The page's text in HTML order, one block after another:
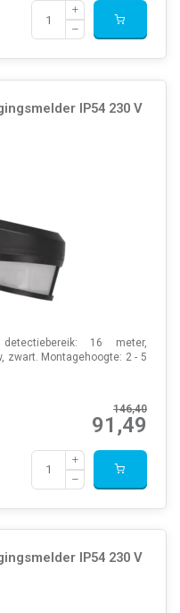
IP54 230 V
16 meter,
zwart. Montagehoogte: 2 - 5
146,40
91,49
IP54 230 V